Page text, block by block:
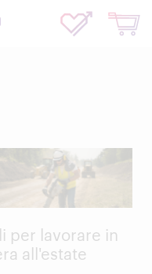
per lavorare in
all'estate